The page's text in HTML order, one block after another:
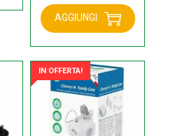
di
pressione
M6
Afib
quantità
AGGIUNGI
IN OFFERTA!